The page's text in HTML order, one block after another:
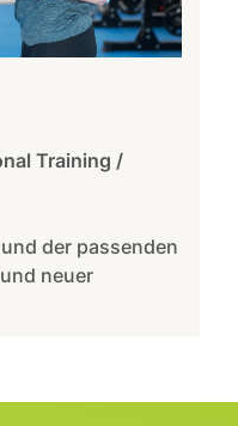
Training /
der passenden
neuer